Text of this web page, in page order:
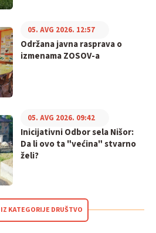
Održana javna rasprava o
izmenama ZOSOV-a
05. AVG 2026. 12:57
Inicijativni Odbor sela Nišor:
Da li ovo ta "većina" stvarno
želi?
05. AVG 2026. 09:42
KATEGORIJE DRUŠTVO